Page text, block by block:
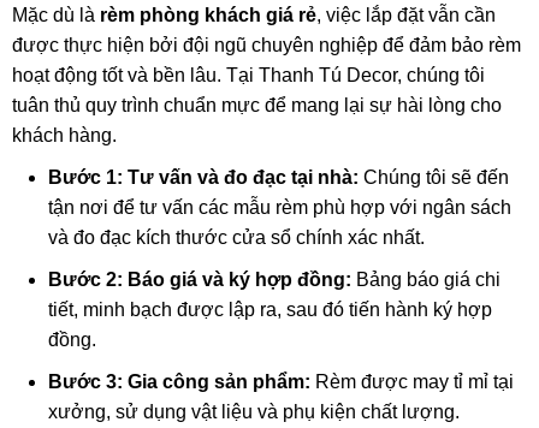
Mặc dù là rèm phòng khách giá rẻ, việc lắp đặt vẫn cần
được thực hiện bởi đội ngũ chuyên nghiệp để đảm bảo rèm
hoạt động tốt và bền lâu. Tại Thanh Tú Decor, chúng tôi
tuân thủ quy trình chuẩn mực để mang lại sự hài lòng cho
khách hàng.
Bước 1: Tư vấn và đo đạc tại nhà: Chúng tôi sẽ đến
tận nơi để tư vấn các mẫu rèm phù hợp với ngân sách
và đo đạc kích thước cửa sổ chính xác nhất.
Bước 2: Báo giá và ký hợp đồng: Bảng báo giá chi
tiết, minh bạch được lập ra, sau đó tiến hành ký hợp
đồng.
Bước 3: Gia công sản phẩm: Rèm được may tỉ mỉ tại
xưởng, sử dụng vật liệu và phụ kiện chất lượng.